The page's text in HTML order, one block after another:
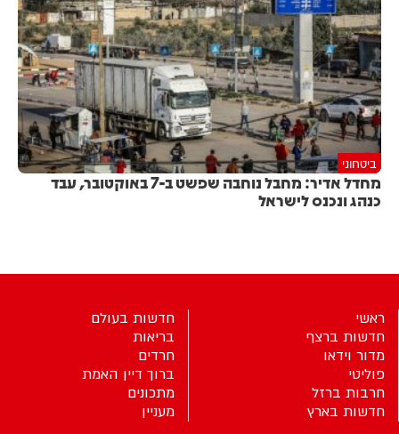
ביטחוני
מחדל אדיר: מחבל נוחבה שפשט ב-7 באוקטובר, עבד
כנהג ונכנס לישראל
ראשי
חדשות ברצף
מדור וידאו
פוליטי
חרבות ברזל
חדשות בארץ
חדשות בעולם
בריאות
חרדים
ברוך דיין האמת
מתכונים
מעניין